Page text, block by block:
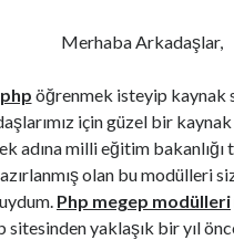
Merhaba Arkadaşlar,
öğrenmek isteyip kaynak
için güzel bir
adına milli eğitim bakanlığı
olan bu modülleri
Php megep modülleri
sitesinden yaklaşık bir yıl